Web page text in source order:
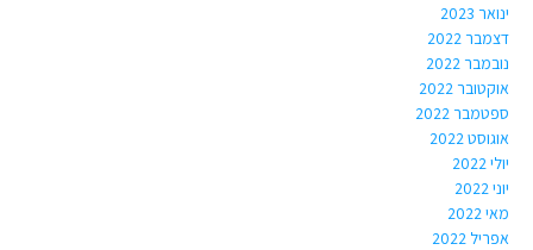
ינואר 2023
דצמבר 2022
נובמבר 2022
אוקטובר 2022
ספטמבר 2022
אוגוסט 2022
יולי 2022
יוני 2022
מאי 2022
אפריל 2022